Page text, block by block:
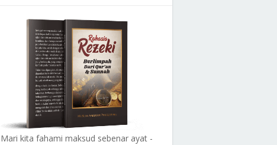
Mari kita fahami maksud sebenar ayat -